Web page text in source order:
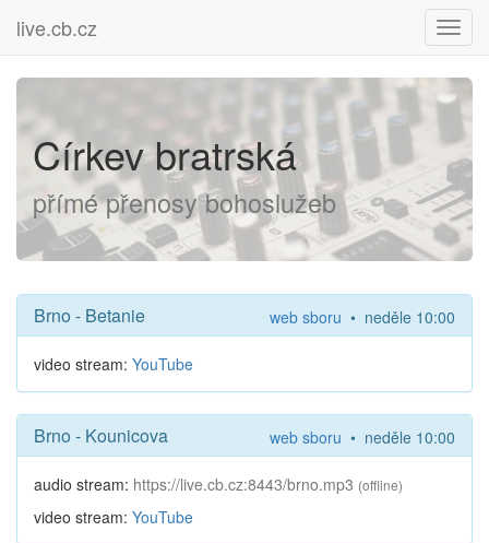
live.cb.cz
Církev bratrská
přímé přenosy bohoslužeb
web sboru • neděle 10:00
Brno - Betanie
video stream: YouTube
web sboru • neděle 10:00
Brno - Kounicova
audio stream: https://live.cb.cz:8443/brno.mp3 (offline)
video stream: YouTube